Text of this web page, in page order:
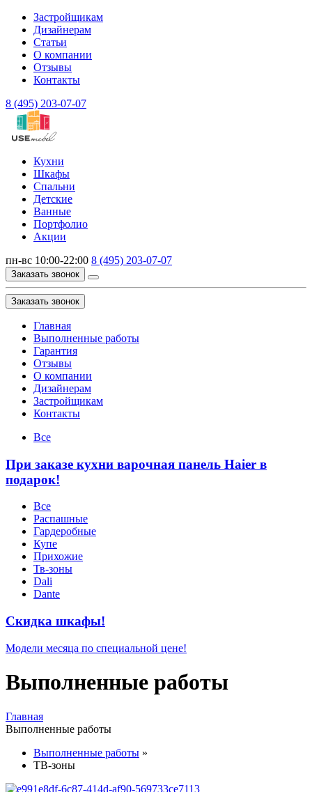
Застройщикам
Дизайнерам
Статьи
О компании
Отзывы
Контакты
8 (495) 203-07-07
Кухни
Шкафы
Спальни
Детские
Ванные
Портфолио
Акции
пн-вс 10:00-22:00 8 (495) 203-07-07
Заказать звонок
Заказать звонок
Главная
Выполненные работы
Гарантия
Отзывы
О компании
Дизайнерам
Застройщикам
Контакты
Все
При заказе кухни варочная панель Haier в
подарок!
Все
Распашные
Гардеробные
Купе
Прихожие
Тв-зоны
Dali
Dante
Скидка шкафы!
Модели месяца по специальной цене!
Выполненные работы
Главная
Выполненные работы
Выполненные работы »
ТВ-зоны